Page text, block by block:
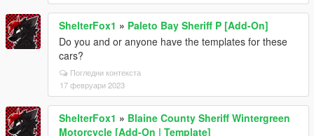
ShelterFox1 » Paleto Bay Sheriff P [Add-On]
Do you and or anyone have the templates for these
cars?
Погледни контекста
17 февруари 2023
ShelterFox1 » Blaine County Sheriff Wintergreen
Motorcycle [Add-On | Template]